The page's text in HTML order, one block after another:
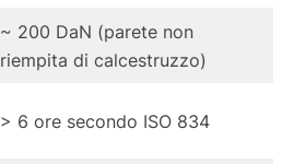
~ 200 DaN (parete non
riempita di calcestruzzo)
> 6 ore secondo ISO 834